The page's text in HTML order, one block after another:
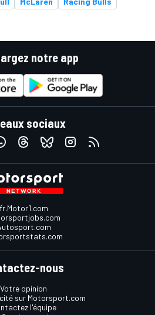
notre app
sociaux
fr.Motor1.com
nous
Votre opinion
sur Motorsport.com
l'équipe